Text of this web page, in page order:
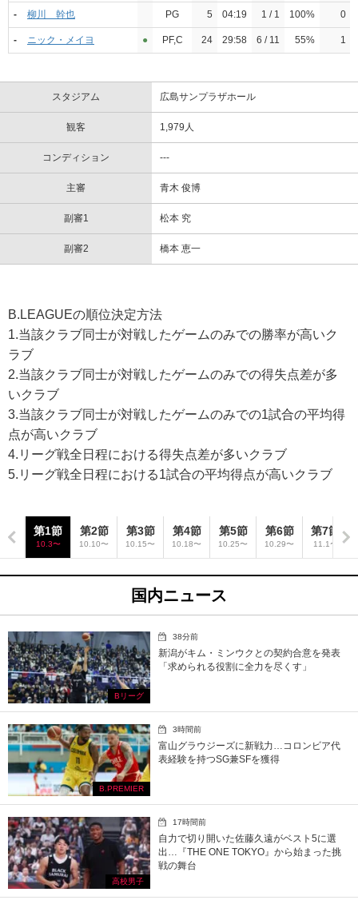
- 柳川 幹也 PG 5 04:19 1 / 1 100% 0
- ニック・メイヨ ●︎ PF,C 24 29:58 6 / 11 55% 1
スタジアム 広島サンプラザホール
観客 1,979人
コンディション ---
主審 青木 俊博
副審1 松本 究
副審2 橋本 恵一
B.LEAGUEの順位決定方法
1.当該クラブ同士が対戦したゲームのみでの勝率が高いク
ラブ
2.当該クラブ同士が対戦したゲームのみでの得失点差が多
いクラブ
3.当該クラブ同士が対戦したゲームのみでの1試合の平均得
点が高いクラブ
4.リーグ戦全日程における得失点差が多いクラブ
5.リーグ戦全日程における1試合の平均得点が高いクラブ
第1節
10.3〜
第2節
10.10〜
第3節
10.15〜
第4節
10.18〜
第5節
10.25〜
第6節
10.29〜
第7節
11.1〜
国内ニュース
Bリーグ
38分前
新潟がキム・ミンウクとの契約合意を発表
「求められる役割に全力を尽くす」
B.PREMIER
3時間前
富山グラウジーズに新戦力…コロンビア代
表経験を持つSG兼SFを獲得
高校男子
17時間前
自力で切り開いた佐藤久遠がベスト5に選
出…『THE ONE TOKYO』から始まった挑
戦の舞台